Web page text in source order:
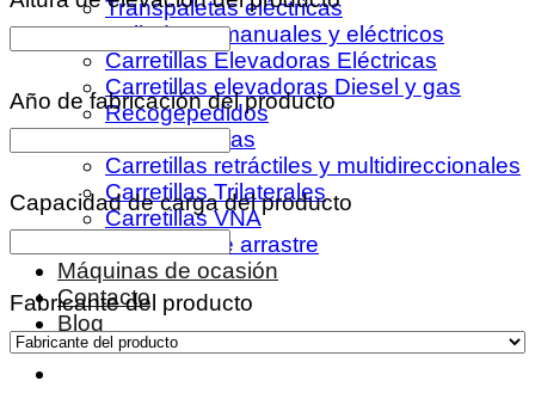
Transpaletas eléctricas
Apiladores manuales y eléctricos
Carretillas Elevadoras Eléctricas
Carretillas elevadoras Diesel y gas
Recogepedidos
Remolcadoras
Carretillas retráctiles y multidireccionales
Carretillas Trilaterales
Carretillas VNA
Tractores de arrastre
Máquinas de ocasión
Contacto
Blog
Año de fabricación del producto
Capacidad de carga del producto
Fabricante del producto